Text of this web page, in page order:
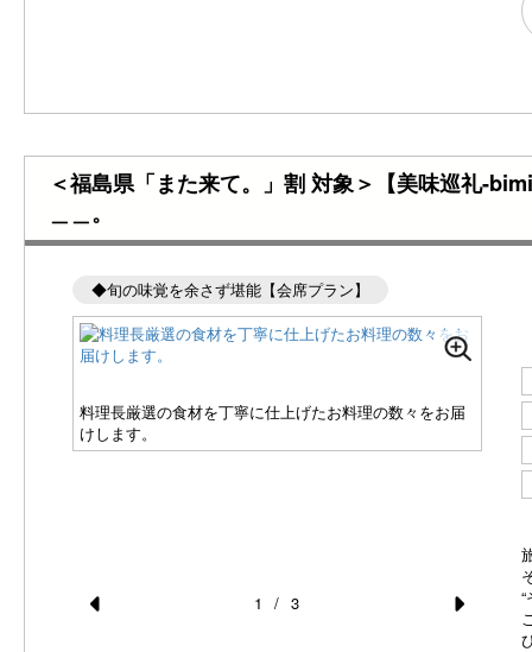
＜福島県「また来て。」割 対象＞【美味巡礼-
＿＿。
◆旬の味覚を余さず堪能【会席プラン】
料理長厳選の食材を丁寧に仕上げたお料理の数々をお届
けします。
1 / 3